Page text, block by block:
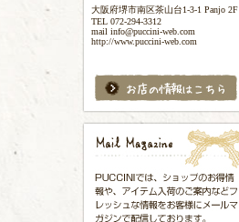
大阪府堺市南区茶山台1-3-1 Panjo 2F
TEL 072-294-3312
mail info@puccini-web.com
http://www.puccini-web.com